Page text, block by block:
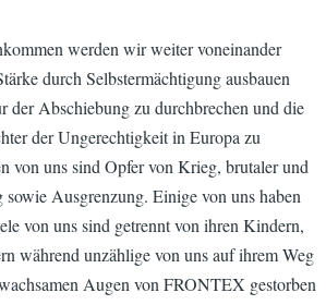
werden wir weiter voneinander
durch Selbstermächtigung ausbauen
der Abschiebung zu durchbrechen und die
der Ungerechtigkeit in Europa zu
von uns sind Opfer von Krieg, brutaler und
Ausgrenzung. Einige von uns haben
von uns sind getrennt von ihren Kindern,
während unzählige von uns auf ihrem Weg
Augen von FRONTEX gestorben